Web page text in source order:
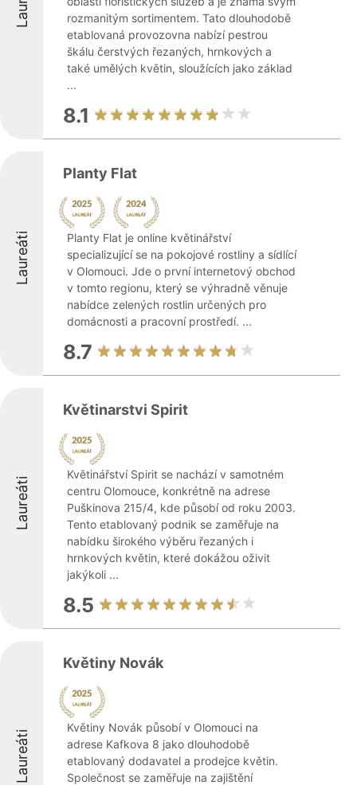
rozmanitým sortimentem. Tato dlouhodobě
etablovaná provozovna nabízí pestrou
škálu čerstvých řezaných, hrnkových a
také umělých květin, sloužících jako základ
...
8.1
Laureáti
Planty Flat
Planty Flat je online květinářství
specializující se na pokojové rostliny a sídlící
v Olomouci. Jde o první internetový obchod
v tomto regionu, který se výhradně věnuje
nabídce zelených rostlin určených pro
domácnosti a pracovní prostředí. ...
8.7
Laureáti
Květinarstvi Spirit
Květinářství Spirit se nachází v samotném
centru Olomouce, konkrétně na adrese
Puškinova 215/4, kde působí od roku 2003.
Tento etablovaný podnik se zaměřuje na
nabídku širokého výběru řezaných i
hrnkových květin, které dokážou oživit
jakýkoli ...
8.5
Laureáti
Květiny Novák
Květiny Novák působí v Olomouci na
adrese Kafkova 8 jako dlouhodobě
etablovaný dodavatel a prodejce květin.
Společnost se zaměřuje na zajištění